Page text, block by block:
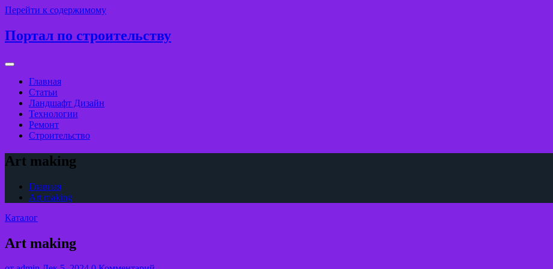
Перейти к содержимому
Портал по строительству
Главная
Статьи
Ландшафт Дизайн
Технологии
Ремонт
Строительство
Art making
Главная
Art making
Каталог
Art making